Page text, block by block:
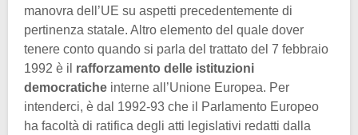
manovra dell’UE su aspetti precedentemente di
pertinenza statale. Altro elemento del quale dover
tenere conto quando si parla del trattato del 7 febbraio
1992 è il rafforzamento delle istituzioni
democratiche interne all’Unione Europea. Per
intenderci, è dal 1992-93 che il Parlamento Europeo
ha facoltà di ratifica degli atti legislativi redatti dalla